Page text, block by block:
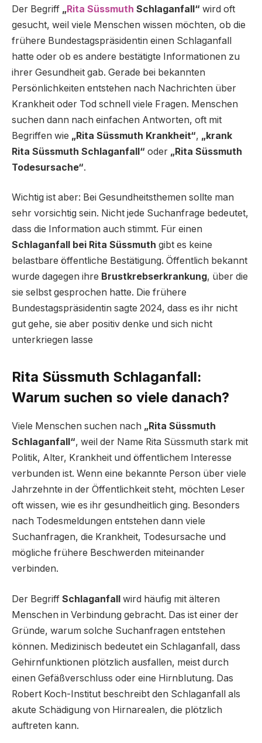
Der Begriff „Rita Süssmuth Schlaganfall“ wird oft
gesucht, weil viele Menschen wissen möchten, ob die
frühere Bundestagspräsidentin einen Schlaganfall
hatte oder ob es andere bestätigte Informationen zu
ihrer Gesundheit gab. Gerade bei bekannten
Persönlichkeiten entstehen nach Nachrichten über
Krankheit oder Tod schnell viele Fragen. Menschen
suchen dann nach einfachen Antworten, oft mit
Begriffen wie „Rita Süssmuth Krankheit“, „krank
Rita Süssmuth Schlaganfall“ oder „Rita Süssmuth
Todesursache“.
Wichtig ist aber: Bei Gesundheitsthemen sollte man
sehr vorsichtig sein. Nicht jede Suchanfrage bedeutet,
dass die Information auch stimmt. Für einen
Schlaganfall bei Rita Süssmuth gibt es keine
belastbare öffentliche Bestätigung. Öffentlich bekannt
wurde dagegen ihre Brustkrebserkrankung, über die
sie selbst gesprochen hatte. Die frühere
Bundestagspräsidentin sagte 2024, dass es ihr nicht
gut gehe, sie aber positiv denke und sich nicht
unterkriegen lasse
Rita Süssmuth Schlaganfall:
Warum suchen so viele danach?
Viele Menschen suchen nach „Rita Süssmuth
Schlaganfall“, weil der Name Rita Süssmuth stark mit
Politik, Alter, Krankheit und öffentlichem Interesse
verbunden ist. Wenn eine bekannte Person über viele
Jahrzehnte in der Öffentlichkeit steht, möchten Leser
oft wissen, wie es ihr gesundheitlich ging. Besonders
nach Todesmeldungen entstehen dann viele
Suchanfragen, die Krankheit, Todesursache und
mögliche frühere Beschwerden miteinander
verbinden.
Der Begriff Schlaganfall wird häufig mit älteren
Menschen in Verbindung gebracht. Das ist einer der
Gründe, warum solche Suchanfragen entstehen
können. Medizinisch bedeutet ein Schlaganfall, dass
Gehirnfunktionen plötzlich ausfallen, meist durch
einen Gefäßverschluss oder eine Hirnblutung. Das
Robert Koch-Institut beschreibt den Schlaganfall als
akute Schädigung von Hirnarealen, die plötzlich
auftreten kann.